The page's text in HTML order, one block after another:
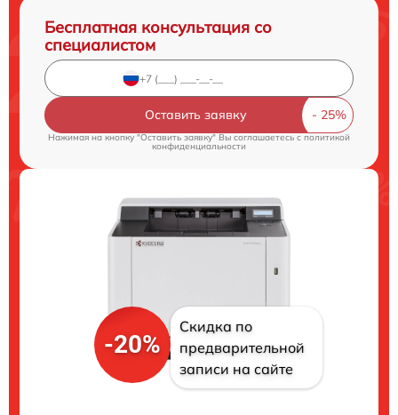
Бесплатная консультация со
специалистом
Оставить заявку
Нажимая на кнопку "Оставить заявку" Вы соглашаетесь cполитикой
конфиденциальности
-20%
Скидка по
предварительной
записи на сайте